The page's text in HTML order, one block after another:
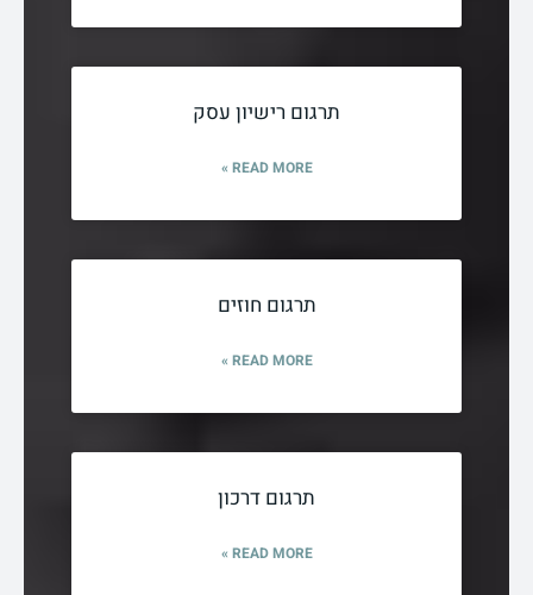
תרגום רישיון עסק
READ MORE »
תרגום חוזים
READ MORE »
תרגום דרכון
READ MORE »